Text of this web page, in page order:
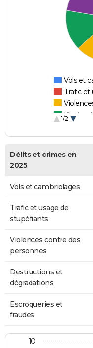
Vols et
Trafic et
1/2
Délits et crimes en
2025
Vols et cambriolages
Trafic et usage de
stupéfiants
Violences contre des
personnes
Destructions et
dégradations
Escroqueries et
fraudes
10